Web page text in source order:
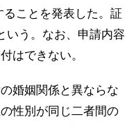
ことを発表した。証
いう。なお、申請内容
はできない。
婚姻関係と異ならな
性別が同じ二者間の